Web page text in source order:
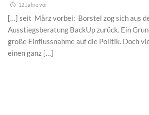
12 Jahre vor
[…] seit März vorbei: Borstel zog sich aus
Ausstiegsberatung BackUp zurück. Ein
große Einflussnahme auf die Politik. Doch
einen ganz […]